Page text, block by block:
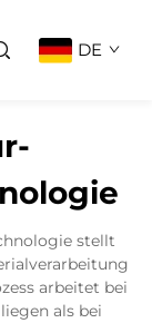
DE
stellt
arbeitet bei
als bei